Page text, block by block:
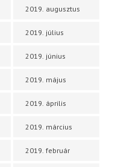
2019. augusztus
2019. július
2019. június
2019. május
2019. április
2019. március
2019. február